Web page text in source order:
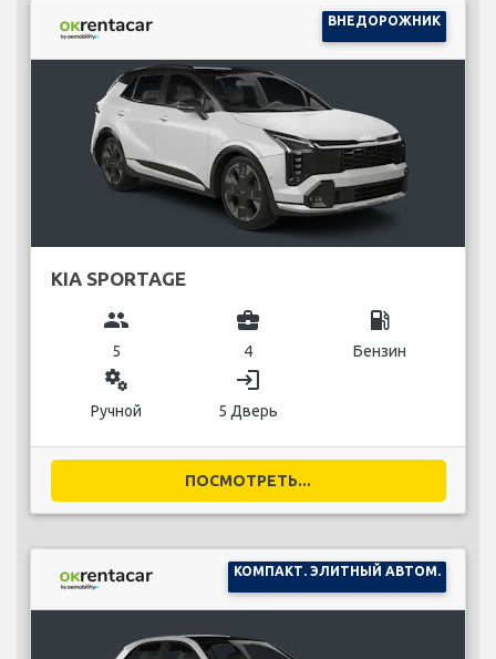
ВНЕДОРОЖНИК
KIA SPORTAGE
group
5
business_center
4
local_gas_station
Бензин
miscellaneous_services
Ручной
login
5 Дверь
ПОСМОТРЕТЬ...
КОМПАКТ. ЭЛИТНЫЙ АВТОМ.